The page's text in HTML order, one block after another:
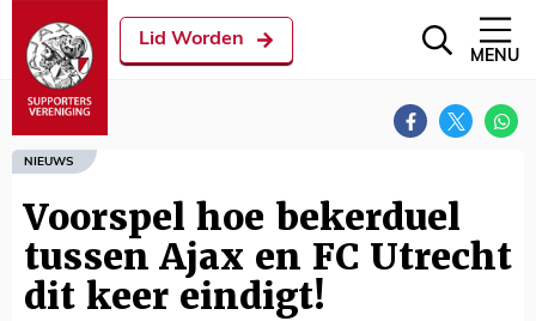
Lid Worden
MENU
NIEUWS
Voorspel hoe bekerduel
tussen Ajax en FC Utrecht
dit keer eindigt!